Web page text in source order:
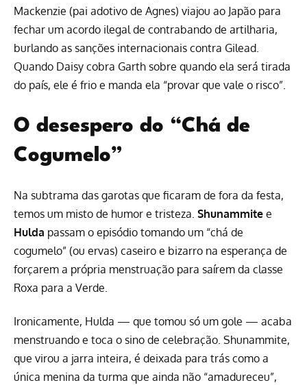
Mackenzie (pai adotivo de Agnes) viajou ao Japão para
fechar um acordo ilegal de contrabando de artilharia,
burlando as sanções internacionais contra Gilead.
Quando Daisy cobra Garth sobre quando ela será tirada
do país, ele é frio e manda ela “provar que vale o risco”.
O desespero do “Chá de
Cogumelo”
Na subtrama das garotas que ficaram de fora da festa,
temos um misto de humor e tristeza. Shunammite e
Hulda passam o episódio tomando um “chá de
cogumelo” (ou ervas) caseiro e bizarro na esperança de
forçarem a própria menstruação para saírem da classe
Roxa para a Verde.
Ironicamente, Hulda — que tomou só um gole — acaba
menstruando e toca o sino de celebração. Shunammite,
que virou a jarra inteira, é deixada para trás como a
única menina da turma que ainda não “amadureceu”,